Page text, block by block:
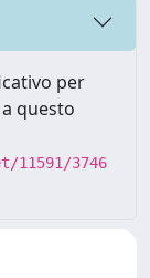
per
questo
3746